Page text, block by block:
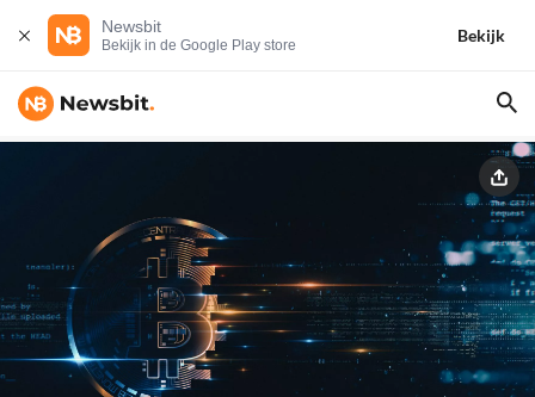
Newsbit
Bekijk in de Google Play store
Bekijk